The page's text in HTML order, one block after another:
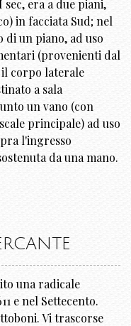
era a due piani,
in facciata Sud; nel
un piano, ad uso
(provenienti dal
il corpo laterale
a sala
un vano (con
principale) ad uso
l'ingresso
da una mano.
una radicale
e nel Settecento.
Vi trascorse